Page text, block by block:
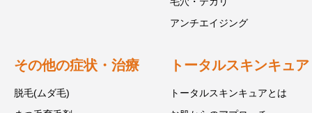
アンチエイジング
その他の症状・治療
脱毛(ムダ毛)
トータルスキンキュア
トータルスキンキュアとは